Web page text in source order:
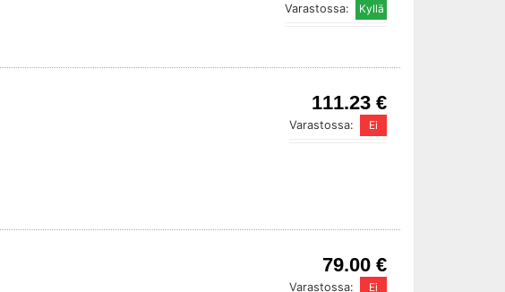
Varastossa:
111.23 €
Varastossa:
79.00 €
Varastossa: